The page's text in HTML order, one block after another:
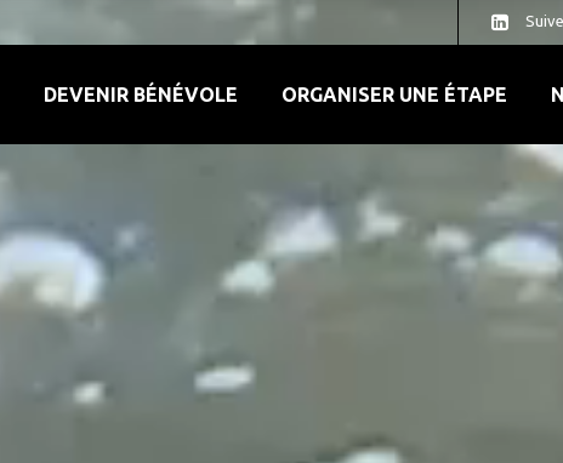
DEVENIR BÉNÉVOLE ORGANISER UNE ÉTAPE